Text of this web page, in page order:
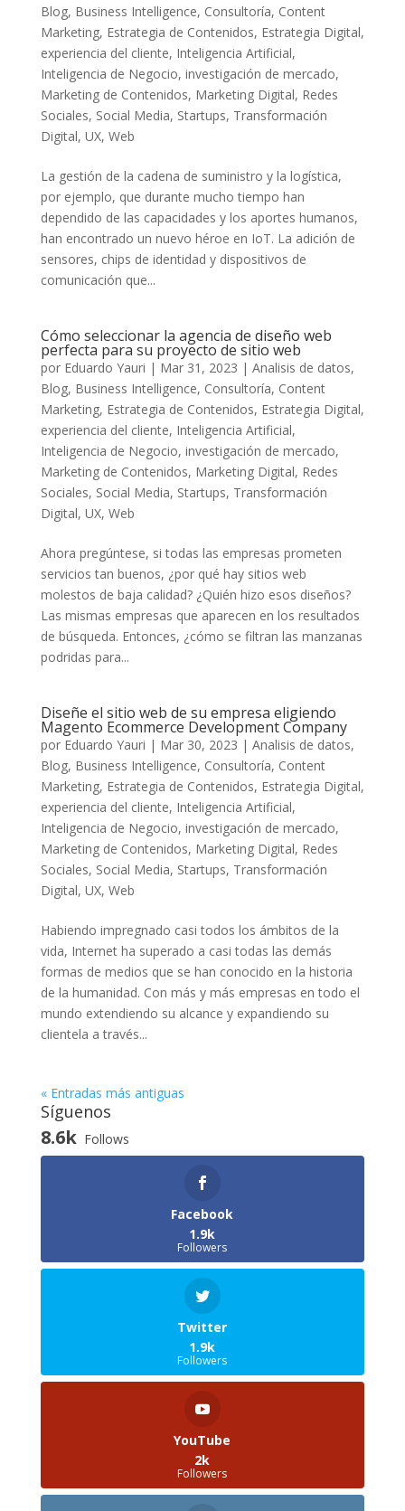
Blog, Business Intelligence, Consultoría, Content
Marketing, Estrategia de Contenidos, Estrategia Digital,
experiencia del cliente, Inteligencia Artificial,
Inteligencia de Negocio, investigación de mercado,
Marketing de Contenidos, Marketing Digital, Redes
Sociales, Social Media, Startups, Transformación
Digital, UX, Web
La gestión de la cadena de suministro y la logística,
por ejemplo, que durante mucho tiempo han
dependido de las capacidades y los aportes humanos,
han encontrado un nuevo héroe en IoT. La adición de
sensores, chips de identidad y dispositivos de
comunicación que...
Cómo seleccionar la agencia de diseño web
perfecta para su proyecto de sitio web
por Eduardo Yauri | Mar 31, 2023 | Analisis de datos,
Blog, Business Intelligence, Consultoría, Content
Marketing, Estrategia de Contenidos, Estrategia Digital,
experiencia del cliente, Inteligencia Artificial,
Inteligencia de Negocio, investigación de mercado,
Marketing de Contenidos, Marketing Digital, Redes
Sociales, Social Media, Startups, Transformación
Digital, UX, Web
Ahora pregúntese, si todas las empresas prometen
servicios tan buenos, ¿por qué hay sitios web
molestos de baja calidad? ¿Quién hizo esos diseños?
Las mismas empresas que aparecen en los resultados
de búsqueda. Entonces, ¿cómo se filtran las manzanas
podridas para...
Diseñe el sitio web de su empresa eligiendo
Magento Ecommerce Development Company
por Eduardo Yauri | Mar 30, 2023 | Analisis de datos,
Blog, Business Intelligence, Consultoría, Content
Marketing, Estrategia de Contenidos, Estrategia Digital,
experiencia del cliente, Inteligencia Artificial,
Inteligencia de Negocio, investigación de mercado,
Marketing de Contenidos, Marketing Digital, Redes
Sociales, Social Media, Startups, Transformación
Digital, UX, Web
Habiendo impregnado casi todos los ámbitos de la
vida, Internet ha superado a casi todas las demás
formas de medios que se han conocido en la historia
de la humanidad. Con más y más empresas en todo el
mundo extendiendo su alcance y expandiendo su
clientela a través...
« Entradas más antiguas
Síguenos
8.6k Follows
Facebook
1.9k
Followers
Twitter
1.9k
Followers
YouTube
2k
Followers